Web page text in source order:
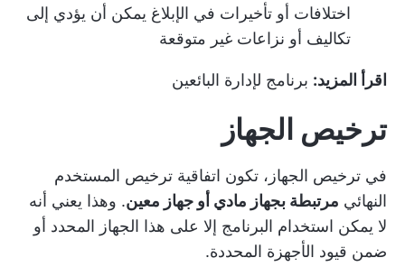
اختلافات أو تأخيرات في الإبلاغ يمكن أن يؤدي إلى
تكاليف أو نزاعات غير متوقعة
اقرأ المزيد: برنامج لإدارة البائعين
ترخيص الجهاز
في ترخيص الجهاز، تكون اتفاقية ترخيص المستخدم
النهائي مرتبطة بجهاز مادي أو جهاز معين. وهذا يعني أنه
لا يمكن استخدام البرنامج إلا على هذا الجهاز المحدد أو
ضمن قيود الأجهزة المحددة.